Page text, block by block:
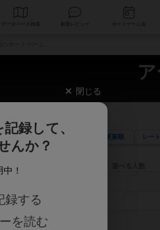
データベース
更新順 レー
名を対象にフリーワード検索ができます。
イナー名を指定して検索できます。
イナー
世界観や登場人物などモチーフ・ストーリー
テーマ/フレーバー
閉じる
録して、
んか？
！
録する
を読む